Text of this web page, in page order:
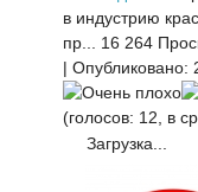
в индустрию
пр...
16 264
| Опубликовано:
(голосов: 12, в
Загрузка...